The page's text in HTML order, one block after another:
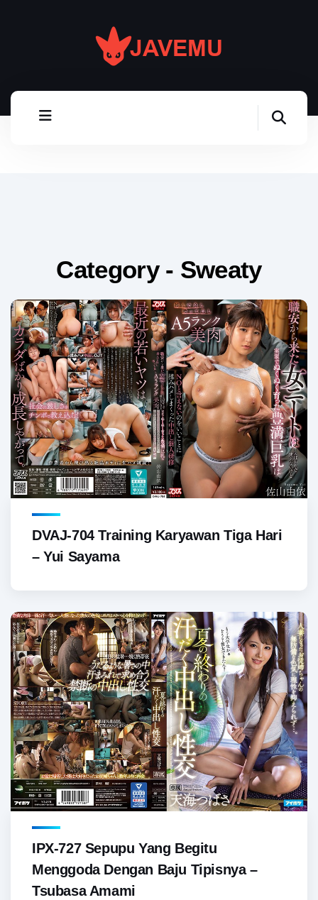
Category - Sweaty
DVAJ-704 Training Karyawan Tiga Hari
– Yui Sayama
IPX-727 Sepupu Yang Begitu
Menggoda Dengan Baju Tipisnya –
Tsubasa Amami